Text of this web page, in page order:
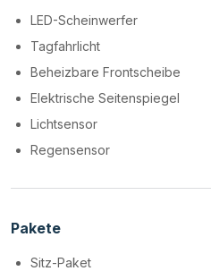
LED-Scheinwerfer
Tagfahrlicht
Beheizbare Frontscheibe
Elektrische Seitenspiegel
Lichtsensor
Regensensor
Pakete
Sitz-Paket